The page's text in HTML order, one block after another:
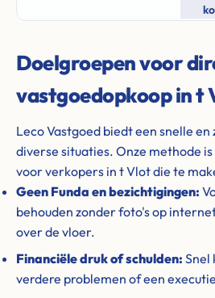
Doelgroepen voor
vastgoedopkoop in t
Leco Vastgoed biedt een snelle
diverse situaties. Onze methode
voor verkopers in t Vlot die te
Geen Funda en bezichtigingen:
behouden zonder foto's op
over de vloer.
Financiële druk of schulden: Snel
verdere problemen of een